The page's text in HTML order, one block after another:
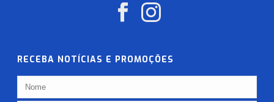
RECEBA NOTÍCIAS E PROMOÇÕES